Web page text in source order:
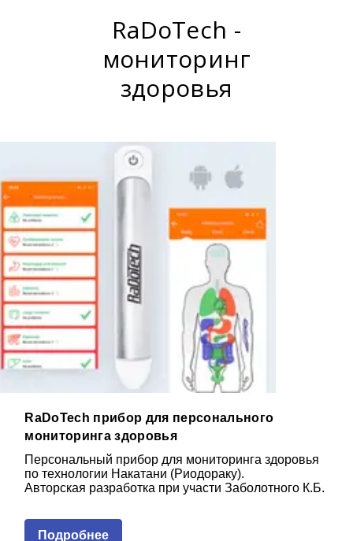
RaDoTech -
мониторинг
здоровья
RaDoTech прибор для персонального
мониторинга здоровья
Персональный прибор для мониторинга здоровья
по технологии Накатани (Риодораку).
Авторская разработка при участи Заболотного К.Б.
Подробнее